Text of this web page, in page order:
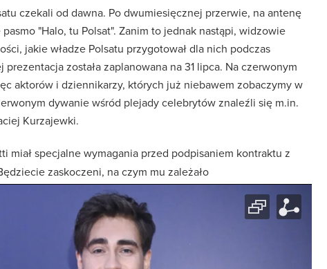
czekali od dawna. Po dwumiesięcznej przerwie, na antenę
"Halo, tu Polsat". Zanim to jednak nastąpi, widzowie
jakie władze Polsatu przygotował dla nich podczas
została zaplanowana na 31 lipca. Na czerwonym
aktorów i dziennikarzy, których już niebawem zobaczymy w
dywanie wśród plejady celebrytów znaleźli się m.in.
Kurzajewki.
miał specjalne wymagania przed podpisaniem kontraktu z
zaskoczeni, na czym mu zależało